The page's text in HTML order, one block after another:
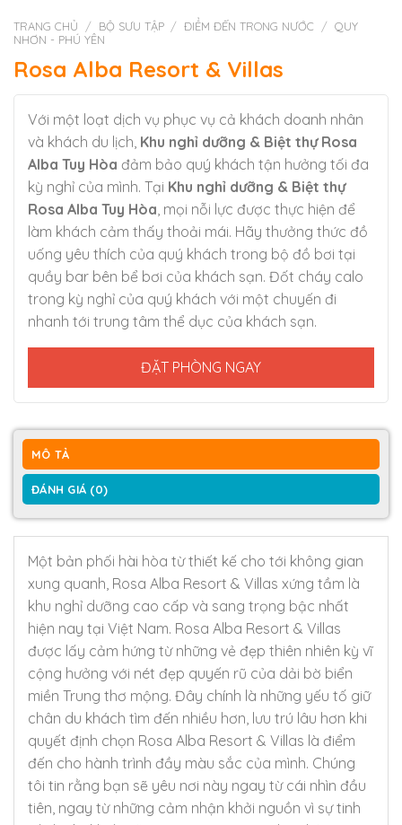
TRANG CHỦ / BỘ SƯU TẬP / ĐIỂM ĐẾN TRONG NƯỚC / QUY
NHƠN - PHÚ YÊN
Rosa Alba Resort & Villas
Với một loạt dịch vụ phục vụ cả khách doanh nhân
và khách du lịch, Khu nghỉ dưỡng & Biệt thự Rosa
Alba Tuy Hòa đảm bảo quý khách tận hưởng tối đa
kỳ nghỉ của mình. Tại Khu nghỉ dưỡng & Biệt thự
Rosa Alba Tuy Hòa, mọi nỗi lực được thực hiện để
làm khách cảm thấy thoải mái. Hãy thưởng thức đồ
uống yêu thích của quý khách trong bộ đồ bơi tại
quầy bar bên bể bơi của khách sạn. Đốt cháy calo
trong kỳ nghỉ của quý khách với một chuyến đi
nhanh tới trung tâm thể dục của khách sạn.
ĐẶT PHÒNG NGAY
MÔ TẢ
ĐÁNH GIÁ (0)
Một bản phối hài hòa từ thiết kế cho tới không gian
xung quanh, Rosa Alba Resort & Villas xứng tầm là
khu nghỉ dưỡng cao cấp và sang trọng bậc nhất
hiện nay tại Việt Nam. Rosa Alba Resort & Villas
được lấy cảm hứng từ những vẻ đẹp thiên nhiên kỳ vĩ
cộng hưởng với nét đẹp quyến rũ của dải bờ biển
miền Trung thơ mộng. Đây chính là những yếu tố giữ
chân du khách tìm đến nhiều hơn, lưu trú lâu hơn khi
quyết định chọn Rosa Alba Resort & Villas là điểm
đến cho hành trình đầy màu sắc của mình. Chúng
tôi tin rằng bạn sẽ yêu nơi này ngay từ cái nhìn đầu
tiên, ngay từ những cảm nhận khởi nguồn vì sự tinh